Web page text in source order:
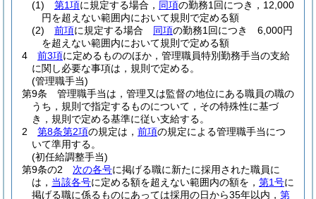
(1)
第1項に規定する場合， 同項の勤務1回につき，12,000
円を超えない範囲内において規則で定める額
(2)
前項に規定する場合 同項の勤務1回につき 6,000円
を超えない範囲内において規則で定める額
4
前3項に定めるもののほか，管理職員特別勤務手当の支給
に関し必要な事項は，規則で定める。
(管理職手当)
第9条
管理職手当は，管理又は監督の地位にある職員の職の
うち，規則で指定するものについて，その特殊性に基づ
き，規則で定める基準に従い支給する。
2
第8条第2項の規定は， 前項の規定による管理職手当につ
いて準用する。
(初任給調整手当)
第9条の2
次の各号に掲げる職に新たに採用された職員に
は， 当該各号に定める額を超えない範囲内の額を， 第1号に
掲げる職に係るものにあっては採用の日から35年以内， 第